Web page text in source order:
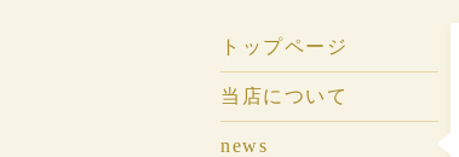
トップページ
当店について
news